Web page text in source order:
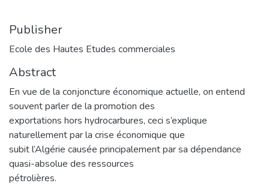
Publisher
Ecole des Hautes Etudes commerciales
Abstract
En vue de la conjoncture économique actuelle, on entend
souvent parler de la promotion des
exportations hors hydrocarbures, ceci s’explique
naturellement par la crise économique que
subit l’Algérie causée principalement par sa dépendance
quasi-absolue des ressources
pétrolières.